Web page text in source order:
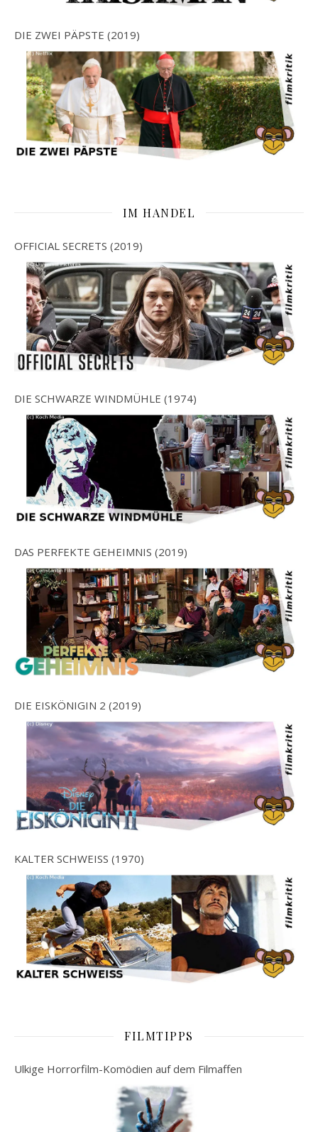
DIE ZWEI PÄPSTE (2019)
IM HANDEL
OFFICIAL SECRETS (2019)
DIE SCHWARZE WINDMÜHLE (1974)
DAS PERFEKTE GEHEIMNIS (2019)
DIE EISKÖNIGIN 2 (2019)
KALTER SCHWEISS (1970)
FILMTIPPS
Ulkige Horrorfilm-Komödien auf dem Filmaffen